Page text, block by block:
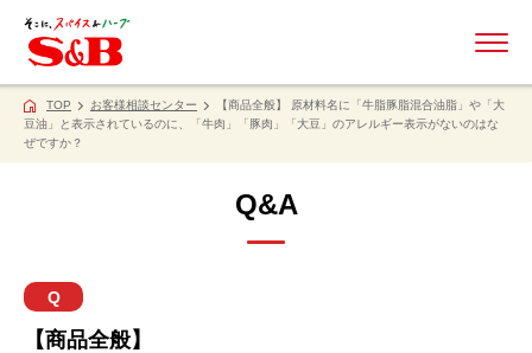
TOP お客様相談センター
【商品全般】 原材料名に「牛脂豚脂混合油脂」や「大
豆油」と表示されているのに、「牛肉」「豚肉」「大豆」のアレルギー表示がないのはな
ぜですか？
Q&A
Q
【商品全般】